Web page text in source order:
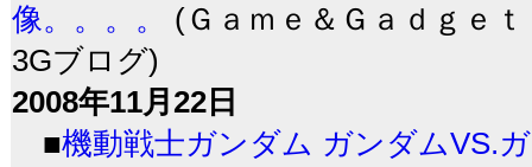
像。。。。
(Ｇａｍｅ＆Ｇａｄｇｅ
3Gブログ)
2008年11月22日
■機動戦士ガンダム ガンダムVS.